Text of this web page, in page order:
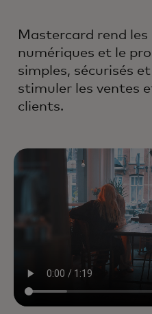
Mastercard rend
numériques et le
simples, sécurisés
stimuler les ventes
clients.